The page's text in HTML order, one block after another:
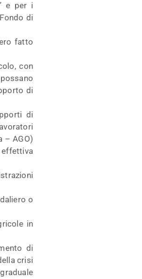
e per i
di
fatto
con
di
di
– AGO)
o
in
di
crisi